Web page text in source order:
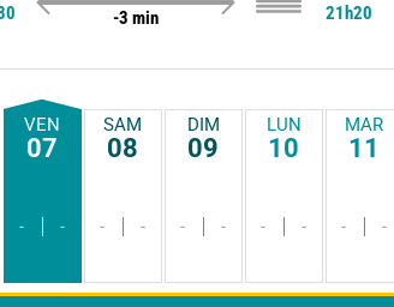
-3 min
21h20
VEN
07
- -
SAM
08
- -
DIM
09
- -
LUN
10
- -
MAR
11
- -